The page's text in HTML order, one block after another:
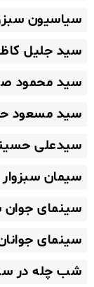
سیاسیون
سید جلیل
سید محمود
سید مسعود
سیدعلی
سیمان سبزوار
سینمای جوان
سینمای
شب چله در